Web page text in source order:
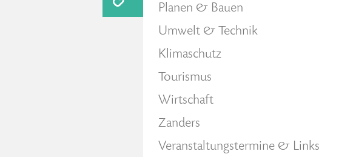
Planen & Bauen
Umwelt & Technik
Klimaschutz
Tourismus
Wirtschaft
Zanders
Veranstaltungstermine & Links